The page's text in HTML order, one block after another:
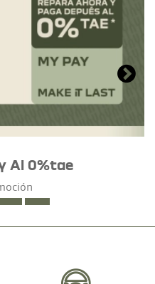
Al 0%tae